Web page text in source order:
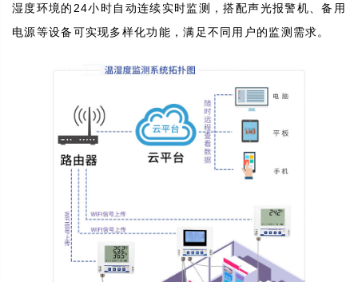
湿度环境的24小时自动连续实时监测，搭配声光报警机、备用
电源等设备可实现多样化功能，满足不同用户的监测需求。